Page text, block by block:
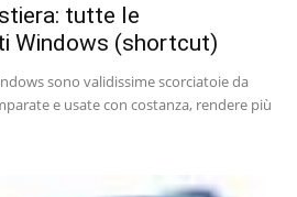
tutte le
Windows (shortcut)
sono validissime scorciatoie da
e usate con costanza, rendere più